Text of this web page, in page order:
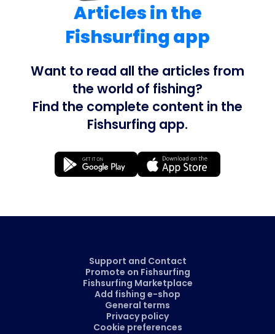
Articles in the
Fishsurfing app
Want to read all the articles from
the world of fishing?
Find the complete content in the
Fishsurfing app.
Support and Contact
Promote on Fishsurfing
Fishsurfing Marketplace
Add fishing e-shop
General terms
Privacy policy
Cookie preferences